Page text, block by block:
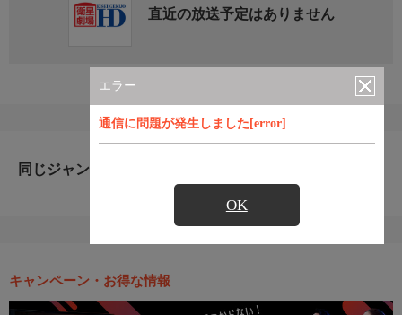
エラー
通信に問題が発生しました[error]
OK
直近の放送予定はありません
同じジャンルのおすすめ番組
キャンペーン・お得な情報